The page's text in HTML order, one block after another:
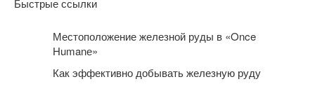
Быстрые ссылки
Местоположение железной руды в «Once
Humanе»
Как эффективно добывать железную руду